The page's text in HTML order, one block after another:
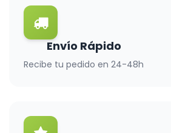
Envío Rápido
Recibe tu pedido en 24-48h